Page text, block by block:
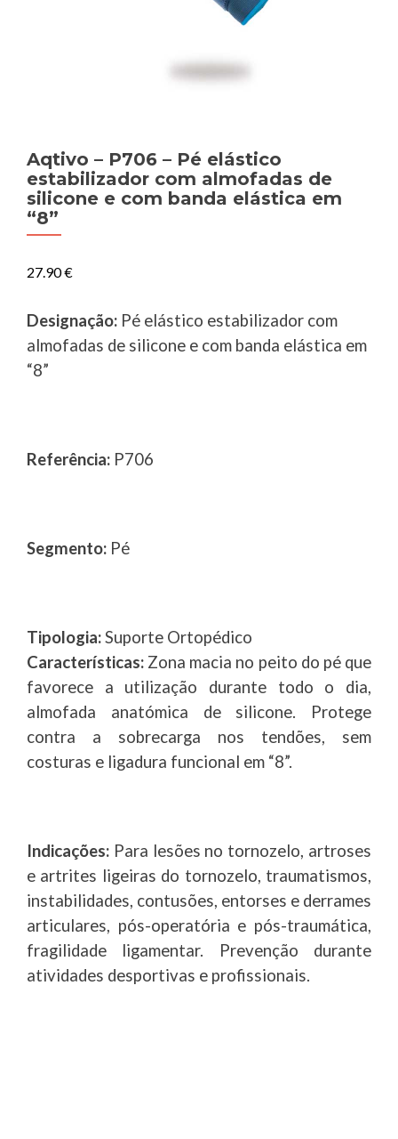
Aqtivo – P706 – Pé elástico
estabilizador com almofadas de
silicone e com banda elástica em
“8”
27.90€
Designação: Pé elástico estabilizador com
almofadas de silicone e com banda elástica em
“8”
Referência: P706
Segmento: Pé
Tipologia:Suporte Ortopédico
Características: Zona macia no peito do pé que
favorece a utilização durante todo o dia,
almofada anatómica de silicone. Protege
contra a sobrecarga nos tendões, sem
costuras e ligadura funcional em “8”.
Indicações: Para lesões no tornozelo, artroses
e artrites ligeiras do tornozelo, traumatismos,
instabilidades, contusões, entorses e derrames
articulares, pós-operatória e pós-traumática,
fragilidade ligamentar. Prevenção durante
atividades desportivas e profissionais.